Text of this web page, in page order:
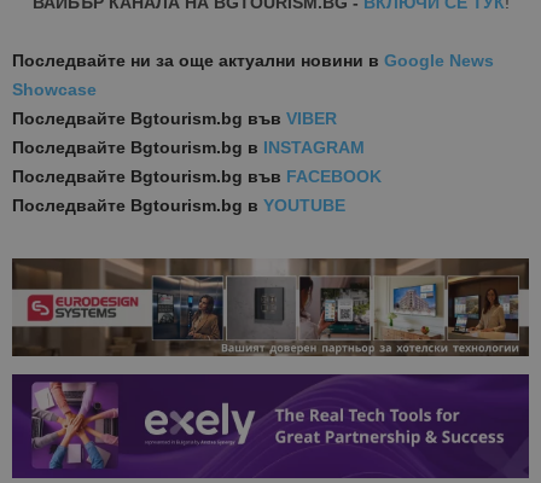
Последвайте ни за още актуални новини в Google News
Showcase
Последвайте Bgtourism.bg във VIBER
Последвайте Bgtourism.bg в INSTAGRAM
Последвайте Bgtourism.bg във FACEBOOK
Последвайте Bgtourism.bg в YOUTUBE